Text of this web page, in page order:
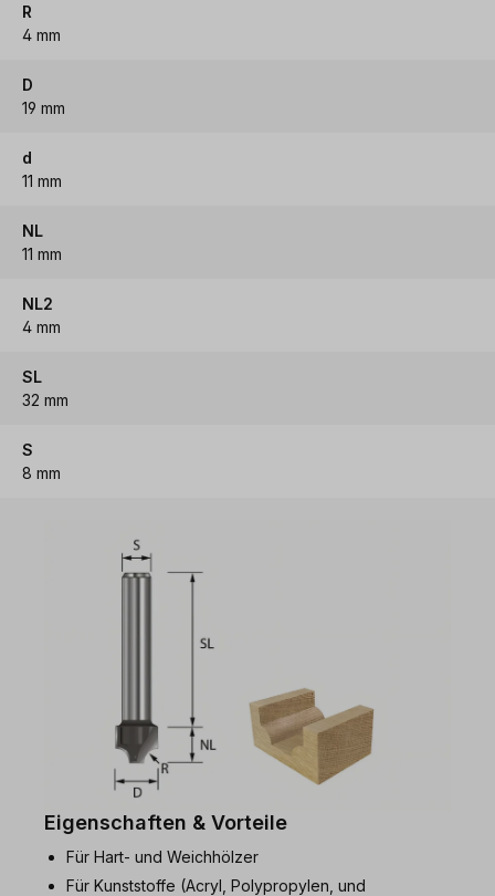
R
4 mm
D
19 mm
d
11 mm
NL
11 mm
NL2
4 mm
SL
32 mm
S
8 mm
Eigenschaften & Vorteile
Für Hart- und Weichhölzer
Für Kunststoffe (Acryl, Polypropylen, und